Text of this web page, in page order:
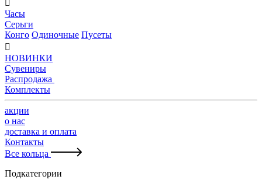

Часы
Серьги
Конго Одиночные Пусеты

НОВИНКИ
Сувениры
Распродажа
Комплекты
акции
о нас
доставка и оплата
Контакты
Все кольца
Подкатегории